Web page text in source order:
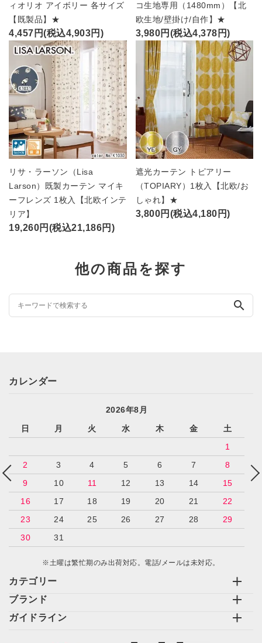
ィオリオ アイボリー 各サイズ
【既製品】★
4,457円(税込4,903円)
コ生地専用（1480mm）【北
欧生地/壁掛け/自作】★
3,980円(税込4,378円)
リサ・ラーソン（Lisa
Larson）既製カーテン マイキ
ーフレンズ 1枚入【北欧インテ
リア】
19,260円(税込21,186円)
遮光カーテン トピアリー
（TOPIARY）1枚入【北欧/お
しゃれ】★
3,800円(税込4,180円)
他の商品を探す
search
カテゴリー
ブランド
ガイドライン
カレンダー
2026年8月
日
月 火 水 木 金
土
1
2
3 4 5 6 7
8
9
10 11 12 13 14
15
16
17 18 19 20 21
22
23
24 25 26 27 28
29
30
31
※土曜は繁忙期のみ出荷対応。電話/メールは未対応。